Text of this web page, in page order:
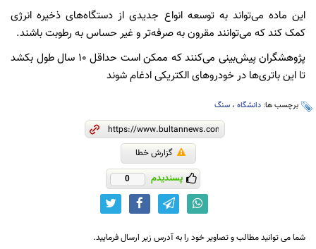
این ماده می‌تواند به توسعه انواع جدیدی از دستگاه‌های ذخیره انرژی
کمک کند که می‌توانند مقرون به صرفه‌تر و غیر حساس به رطوبت باشند.
پژوهشگران پیش‌بینی می‌کنند که ممکن است حداقل ۱۰ سال طول بکشد
تا این باتری‌ها در خودروهای الکتریکی ادغام شوند
برچسب ها: دانشگاه ، سنگ
گزارش خطا
پسندیدم 0
شما می توانید مطالب و تصاویر خود را به آدرس زیر ارسال فرمایید.